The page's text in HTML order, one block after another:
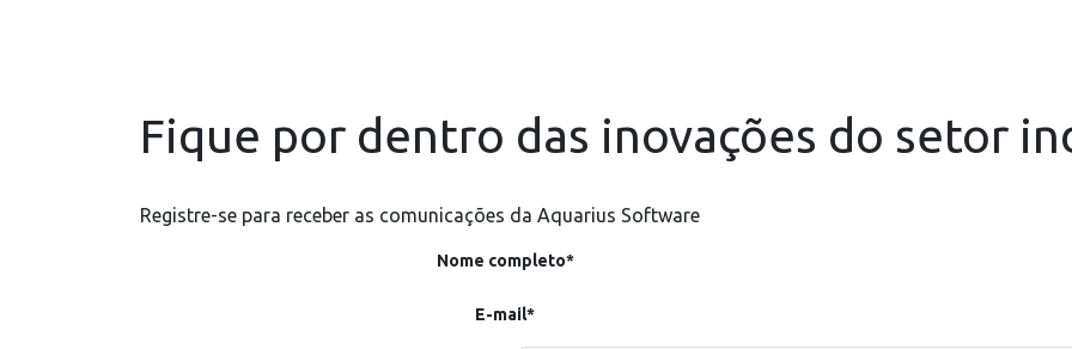
Fique por dentro das inovações do setor
Registre-se para receber as comunicações da Aquarius Software
Nome completo*
E-mail*